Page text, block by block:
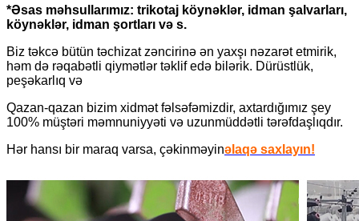
*Əsas məhsullarımız: trikotaj köynəklər, idman şalvarları,
köynəklər, idman şortları və s.
Biz təkcə bütün təchizat zəncirinə ən yaxşı nəzarət etmirik,
həm də rəqabətli qiymətlər təklif edə bilərik. Dürüstlük,
peşəkarlıq və
Qazan-qazan bizim xidmət fəlsəfəmizdir, axtardığımız şey
100% müştəri məmnuniyyəti və uzunmüddətli tərəfdaşlıqdır.
Hər hansı bir maraq varsa, çəkinməyinəlaqə saxlayın!